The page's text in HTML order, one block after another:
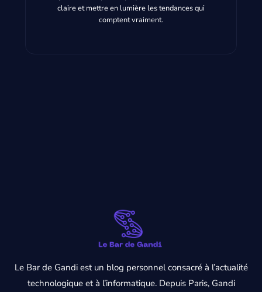
claire et mettre en lumière les tendances qui
comptent vraiment.
Le Bar de Gandi est un blog personnel consacré à l’actualité
technologique et à l’informatique. Depuis Paris, Gandi